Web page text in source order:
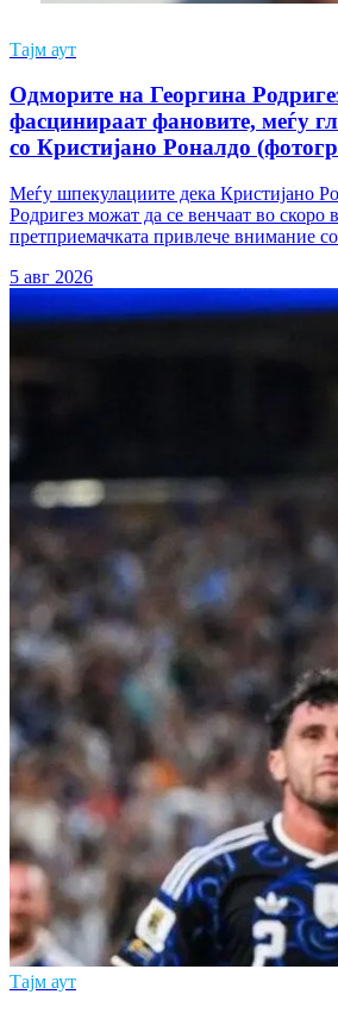
Тајм аут
Одморите на Георгина
фасцинираат фановите, меѓу
со Кристијано Роналдо
Меѓу шпекулациите дека Кристијано
Родригез можат да се венчаат во скоро
претприемачката привлече внимание
5 авг 2026
Тајм аут